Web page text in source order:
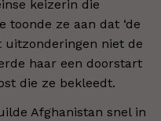
keizerin die
toonde ze aan dat ‘de
uitzonderingen niet de
haar een doorstart
die ze bekleedt.
Afghanistan snel in